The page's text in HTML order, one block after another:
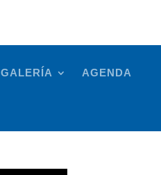
GALERÍA AGENDA